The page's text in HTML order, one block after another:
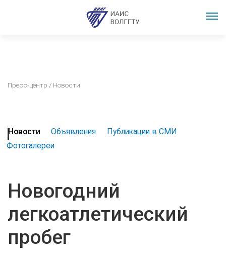
Пресс-центр / Новости
Новости Объявления
Публикации в СМИ
Фотогалереи
Новогодний
легкоатлетический
пробег